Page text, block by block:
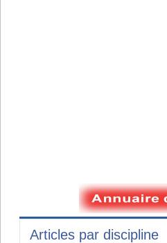
Articles par discipline